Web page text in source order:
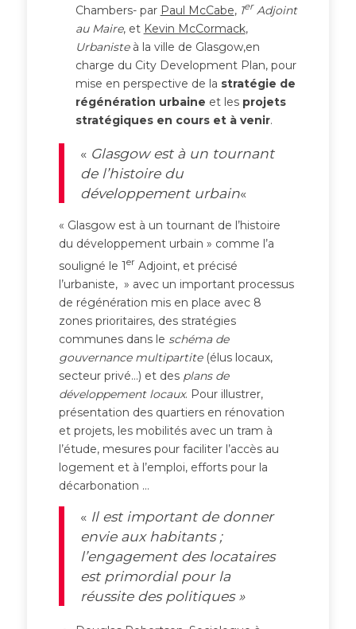
Chambers- par Paul McCabe, 1erAdjoint
au Maire, et Kevin McCormack,
Urbanisteà la ville de Glasgow,en
charge du City Development Plan, pour
mise en perspective de la stratégie de
régénération urbaine et les projets
stratégiques en cours et à venir.
« Glasgow est à un tournant
de l’histoire du
développement urbain«
« Glasgow est à un tournant de l’histoire
du développement urbain » comme l’a
souligné le 1erAdjoint, et précisé
l’urbaniste, » avec un important processus
de régénération mis en place avec 8
zones prioritaires, des stratégies
communes dans le schéma de
gouvernance multipartite(élus locaux,
secteur privé…) et des plans de
développement locaux. Pour illustrer,
présentation des quartiers en rénovation
et projets, les mobilités avec un tram à
l’étude, mesures pour faciliter l’accès au
logement et à l’emploi, efforts pour la
décarbonation …
« Il est important de donner
envie aux habitants ;
l’engagement des locataires
est primordial pour la
réussite des politiques »